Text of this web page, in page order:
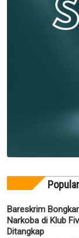
Popular
Bareskrim
Narkoba di Klub
Ditangkap